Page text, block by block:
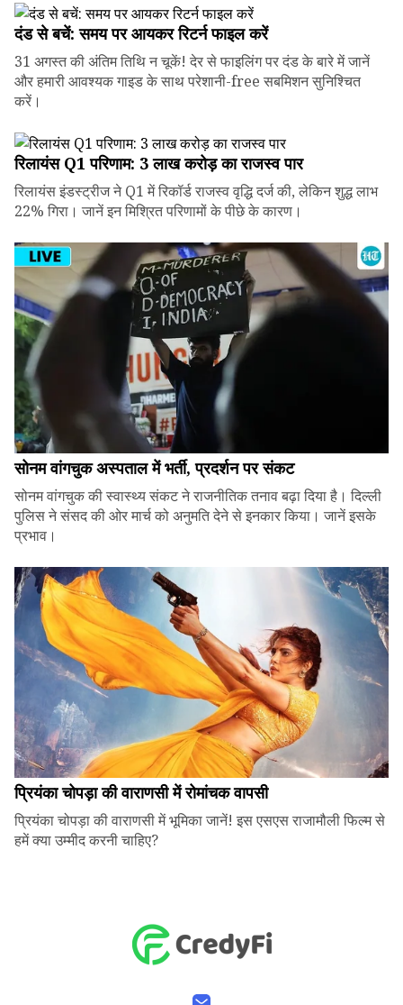
दंड से बचें: समय पर आयकर रिटर्न फाइल करें
31 अगस्त की अंतिम तिथि न चूकें! देर से फाइलिंग पर दंड के बारे में जानें
और हमारी आवश्यक गाइड के साथ परेशानी-free सबमिशन सुनिश्चित
करें।
रिलायंस Q1 परिणाम: ₹3 लाख करोड़ का राजस्व पार
रिलायंस इंडस्ट्रीज ने Q1 में रिकॉर्ड राजस्व वृद्धि दर्ज की, लेकिन शुद्ध लाभ
22% गिरा। जानें इन मिश्रित परिणामों के पीछे के कारण।
सोनम वांगचुक अस्पताल में भर्ती, प्रदर्शन पर संकट
सोनम वांगचुक की स्वास्थ्य संकट ने राजनीतिक तनाव बढ़ा दिया है। दिल्ली
पुलिस ने संसद की ओर मार्च को अनुमति देने से इनकार किया। जानें इसके
प्रभाव।
प्रियंका चोपड़ा की वाराणसी में रोमांचक वापसी
प्रियंका चोपड़ा की वाराणसी में भूमिका जानें! इस एसएस राजामौली फिल्म से
हमें क्या उम्मीद करनी चाहिए?